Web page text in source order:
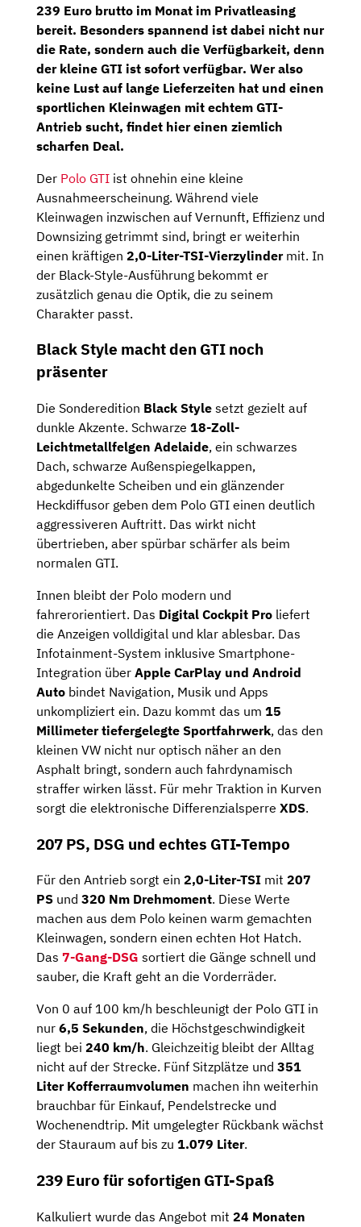
239 Euro brutto im Monat im Privatleasing
bereit. Besonders spannend ist dabei nicht nur
die Rate, sondern auch die Verfügbarkeit, denn
der kleine GTI ist sofort verfügbar. Wer also
keine Lust auf lange Lieferzeiten hat und einen
sportlichen Kleinwagen mit echtem GTI-
Antrieb sucht, findet hier einen ziemlich
scharfen Deal.
Der Polo GTI ist ohnehin eine kleine
Ausnahmeerscheinung. Während viele
Kleinwagen inzwischen auf Vernunft, Effizienz und
Downsizing getrimmt sind, bringt er weiterhin
einen kräftigen 2,0-Liter-TSI-Vierzylindermit. In
der Black-Style-Ausführung bekommt er
zusätzlich genau die Optik, die zu seinem
Charakter passt.
Black Style macht den GTI noch
präsenter
Die Sonderedition Black Style setzt gezielt auf
dunkle Akzente. Schwarze 18-Zoll-
Leichtmetallfelgen Adelaide, ein schwarzes
Dach, schwarze Außenspiegelkappen,
abgedunkelte Scheiben und ein glänzender
Heckdiffusor geben dem Polo GTI einen deutlich
aggressiveren Auftritt. Das wirkt nicht
übertrieben, aber spürbar schärfer als beim
normalen GTI.
Innen bleibt der Polo modern und
fahrerorientiert. Das Digital Cockpit Pro liefert
die Anzeigen volldigital und klar ablesbar. Das
Infotainment-System inklusive Smartphone-
Integration über Apple CarPlay und Android
Auto bindet Navigation, Musik und Apps
unkompliziert ein. Dazu kommt das um 15
Millimeter tiefergelegte Sportfahrwerk, das den
kleinen VW nicht nur optisch näher an den
Asphalt bringt, sondern auch fahrdynamisch
straffer wirken lässt. Für mehr Traktion in Kurven
sorgt die elektronische Differenzialsperre XDS.
207 PS, DSG und echtes GTI-Tempo
Für den Antrieb sorgt ein 2,0-Liter-TSI mit 207
PS und 320 Nm Drehmoment. Diese Werte
machen aus dem Polo keinen warm gemachten
Kleinwagen, sondern einen echten Hot Hatch.
Das 7-Gang-DSG sortiert die Gänge schnell und
sauber, die Kraft geht an die Vorderräder.
Von 0 auf 100 km/h beschleunigt der Polo GTI in
nur 6,5 Sekunden, die Höchstgeschwindigkeit
liegt bei 240 km/h. Gleichzeitig bleibt der Alltag
nicht auf der Strecke. Fünf Sitzplätze und 351
Liter Kofferraumvolumen machen ihn weiterhin
brauchbar für Einkauf, Pendelstrecke und
Wochenendtrip. Mit umgelegter Rückbank wächst
der Stauraum auf bis zu 1.079 Liter.
239 Euro für sofortigen GTI-Spaß
Kalkuliert wurde das Angebot mit 24 Monaten